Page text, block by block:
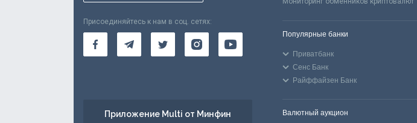
Присоединяйтесь к нам в соц. сетях:
Приложение Multi от Минфин
Популярные банки
Приватбанк
Сенс Банк
Райффайзен Банк
Валютный аукцион